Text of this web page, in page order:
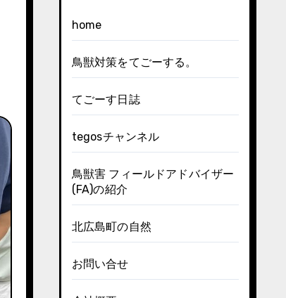
home
鳥獣対策をてごーする。
てごーす日誌
tegosチャンネル
鳥獣害 フィールドアドバイザー
(FA)の紹介
北広島町の自然
お問い合せ